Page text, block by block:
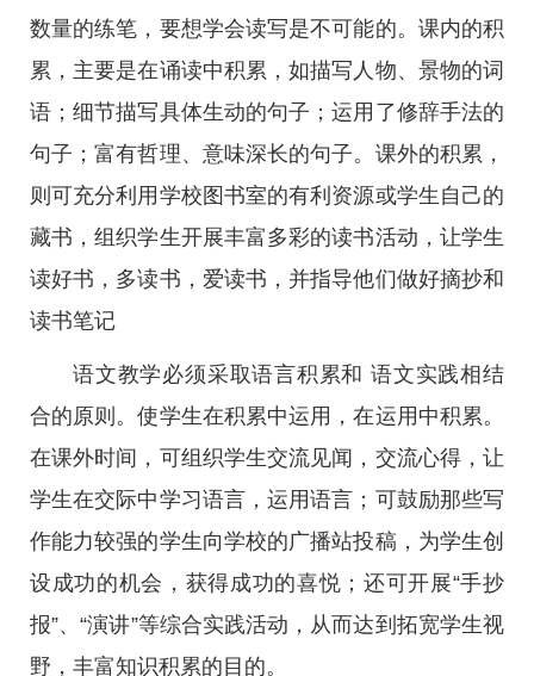
数量的练笔，要想学会读写是不可能的。课内的积
累，主要是在诵读中积累，如描写人物、景物的词
语；细节描写具体生动的句子；运用了修辞手法的
句子；富有哲理、意味深长的句子。课外的积累，
则可充分利用学校图书室的有利资源或学生自己的
藏书，组织学生开展丰富多彩的读书活动，让学生
读好书，多读书，爱读书，并指导他们做好摘抄和
读书笔记
语文教学必须采取语言积累和 语文实践相结
合的原则。使学生在积累中运用，在运用中积累。
在课外时间，可组织学生交流见闻，交流心得，让
学生在交际中学习语言，运用语言；可鼓励那些写
作能力较强的学生向学校的广播站投稿，为学生创
设成功的机会，获得成功的喜悦；还可开展“手抄
报”、“演讲”等综合实践活动，从而达到拓宽学生视
野，丰富知识积累的目的。